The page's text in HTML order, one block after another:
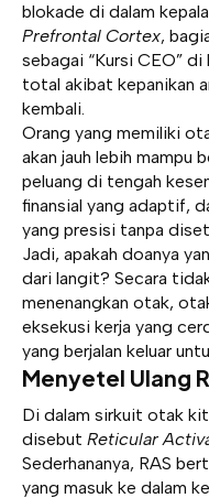
blokade di dalam
Prefrontal Cortex,
sebagai “Kursi CEO”
total akibat kepanikan
kembali.
Orang yang memiliki
akan jauh lebih mampu
peluang di tengah
finansial yang adaptif,
yang presisi tanpa
Jadi, apakah doanya
dari langit? Secara
menenangkan otak,
eksekusi kerja yang
yang berjalan keluar
Menyetel Ulang
Di dalam sirkuit otak
disebut Reticular
Sederhananya, RAS
yang masuk ke dalam